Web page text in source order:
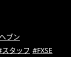
ブン
タッフ #FXSE